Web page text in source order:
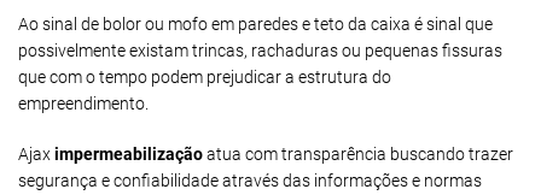
Ao sinal de bolor ou mofo em paredes e teto da caixa é sinal que
possivelmente existam trincas, rachaduras ou pequenas fissuras
que com o tempo podem prejudicar a estrutura do
empreendimento.
Ajaximpermeabilizaçãoatua com transparência buscando trazer
segurança e confiabilidade através das informações e normas